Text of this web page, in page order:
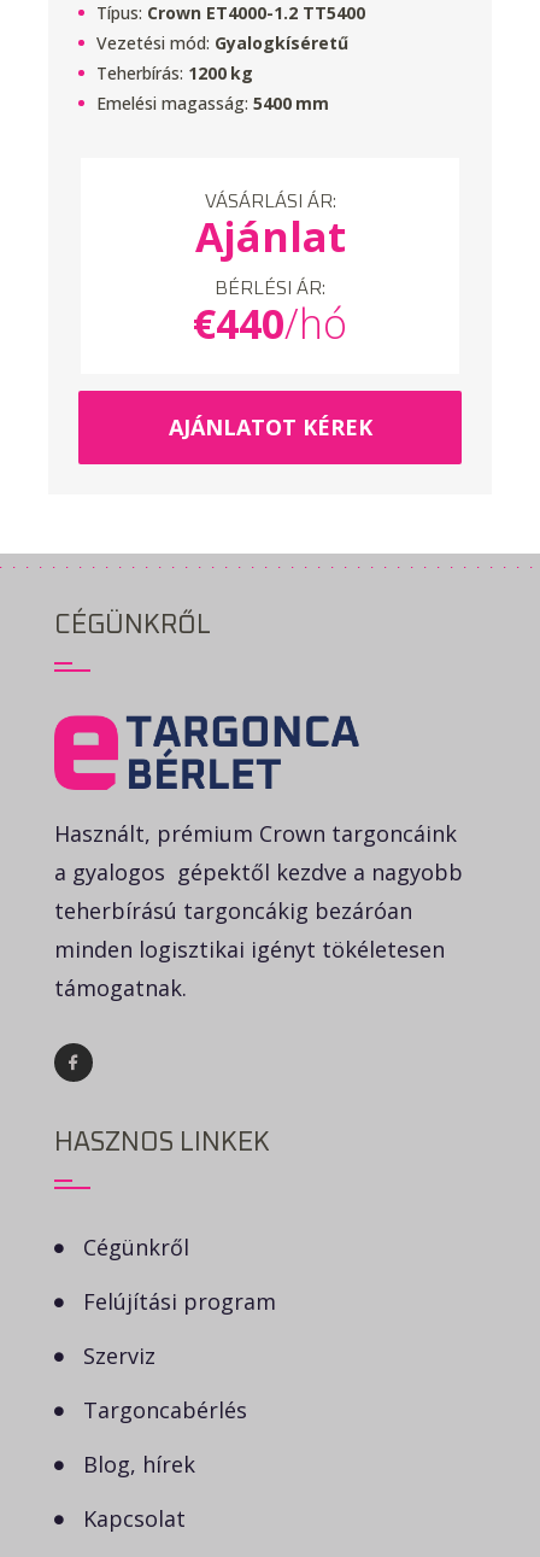
Típus: Crown ET4000-1.2 TT5400
Vezetési mód: Gyalogkíséretű
Teherbírás: 1200 kg
Emelési magasság: 5400 mm
VÁSÁRLÁSI ÁR:
Ajánlat
BÉRLÉSI ÁR:
€440/hó
AJÁNLATOT KÉREK
CÉGÜNKRŐL
Használt, prémium Crown targoncáink
a gyalogos gépektől kezdve a nagyobb
teherbírású targoncákig bezáróan
minden logisztikai igényt tökéletesen
támogatnak.
HASZNOS LINKEK
Cégünkről
Felújítási program
Szerviz
Targoncabérlés
Blog, hírek
Kapcsolat